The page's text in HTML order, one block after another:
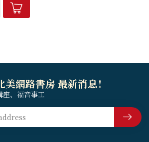
助了無
信仰，也
網路書房 最新消息！
座、福音事工